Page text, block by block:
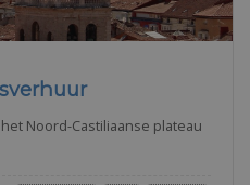
Noord-Castiliaanse plateau